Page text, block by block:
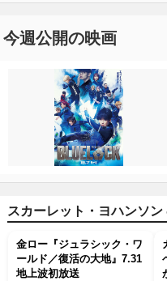
今週公開の映画
スカーレット・ヨハンソン
金ロー『ジュラシック・ワ
ールド／復活の大地』7.31
地上波初放送